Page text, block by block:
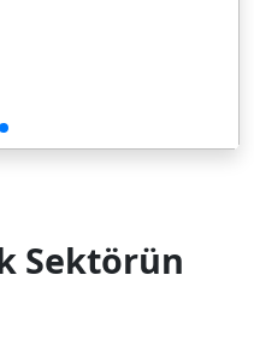
Sektörün